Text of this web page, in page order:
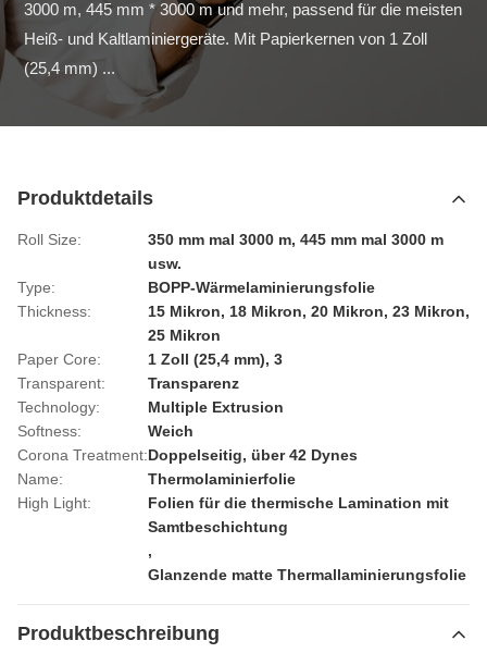
3000 m, 445 mm * 3000 m und mehr, passend für die meisten
Heiß- und Kaltlaminiergeräte. Mit Papierkernen von 1 Zoll
(25,4 mm) ...
Produktdetails
Roll Size:
350 mm mal 3000 m, 445 mm mal 3000 m
usw.
Type:
BOPP-Wärmelaminierungsfolie
Thickness:
15 Mikron, 18 Mikron, 20 Mikron, 23 Mikron,
25 Mikron
Paper Core:
1 Zoll (25,4 mm), 3
Transparent:
Transparenz
Technology:
Multiple Extrusion
Softness:
Weich
Corona Treatment:Doppelseitig, über 42 Dynes
Name:
Thermolaminierfolie
High Light:
Folien für die thermische Lamination mit
Samtbeschichtung
,
Glanzende matte Thermallaminierungsfolie
Produktbeschreibung